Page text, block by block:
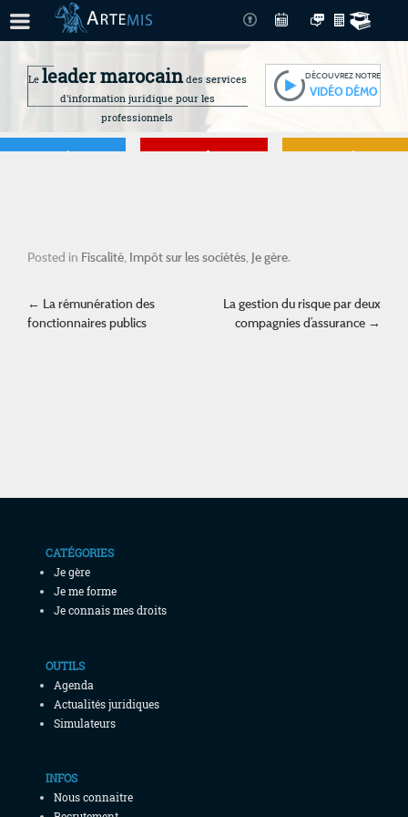
Le leader marocaindes services
d'information juridique pour les
professionnels
DÉCOUVREZ NOTRE
VIDÉO DÉMO
Je gère Je me forme
Je connais mes
Posted in Fiscalité Impôt sur les sociétés Je gère.
Post navigation
← La rémunération des
fonctionnaires publics
La gestion du risque par deux
compagnies d’assurance →
CATÉGORIES
Je gère
Je me forme
Je connais mes droits
OUTILS
Agenda
Actualités juridiques
Simulateurs
INFOS
Nous connaitre